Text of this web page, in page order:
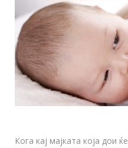
Кога кај мајката која дои